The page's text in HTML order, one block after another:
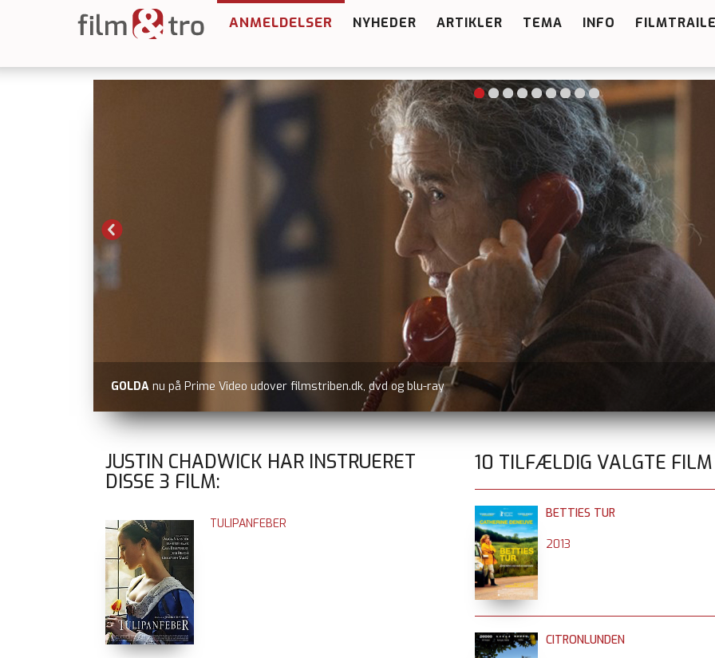
ANMELDELSER NYHEDER ARTIKLER TEMA INFO
GOLDA nu på Prime Video udover filmstriben.dk, dvd og blu-ray
JUSTIN CHADWICK HAR INSTRUERET
DISSE 3 FILM:
TULIPANFEBER
10 TILFÆLDIG VALGTE FILM
BETTIES TUR
2013
CITRONLUNDEN